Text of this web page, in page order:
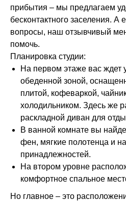
прибытия – мы предлагаем
бесконтактного заселения. А
вопросы, наш отзывчивый
помочь.
Планировка студии:
На первом этаже вас ждет
обеденной зоной,
плитой, кофеваркой,
холодильником. Здесь же
раскладной диван для
В ванной комнате вы
фен, мягкие полотенца и
принадлежностей.
На втором уровне
комфортное спальное
Но главное – это